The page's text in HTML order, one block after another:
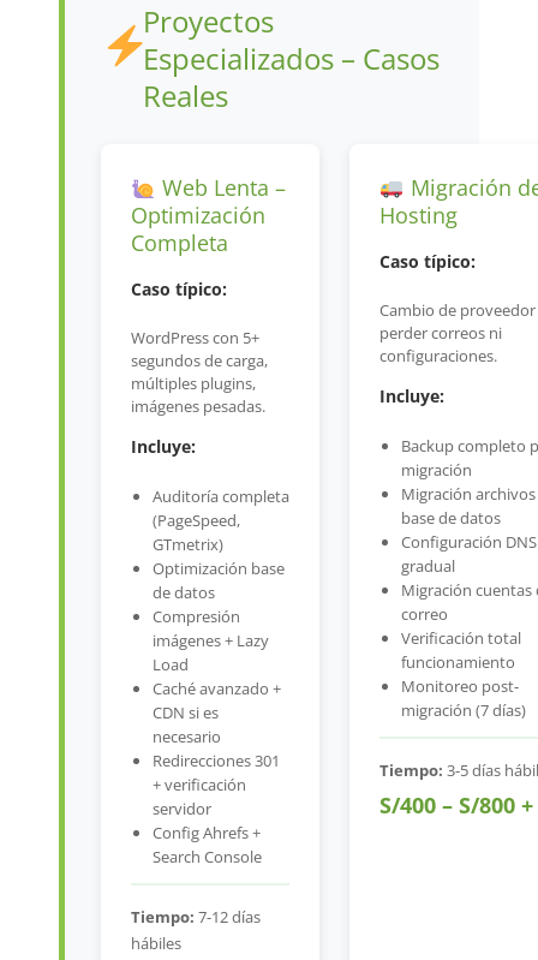
Proyectos
Especializados – Casos
Reales
Web Lenta –
Optimización
Completa
Caso típico:
WordPress con 5+
segundos de carga,
múltiples plugins,
imágenes pesadas.
Incluye:
Auditoría completa
(PageSpeed,
GTmetrix)
Optimización base
de datos
Compresión
imágenes + Lazy
Load
Caché avanzado +
CDN si es
necesario
Redirecciones 301
+ verificación
servidor
Config Ahrefs +
Search Console
Tiempo: 7-12 días
hábiles
Migración
Hosting
Caso típico:
Cambio de
perder correos ni
configuraciones.
Incluye:
Backup completo
migración
Migración archivos
base de datos
Configuración DNS
gradual
Migración cuentas
correo
Verificación total
funcionamiento
Monitoreo post-
migración (7 días)
Tiempo: 3-5 días
S/400 – S/800